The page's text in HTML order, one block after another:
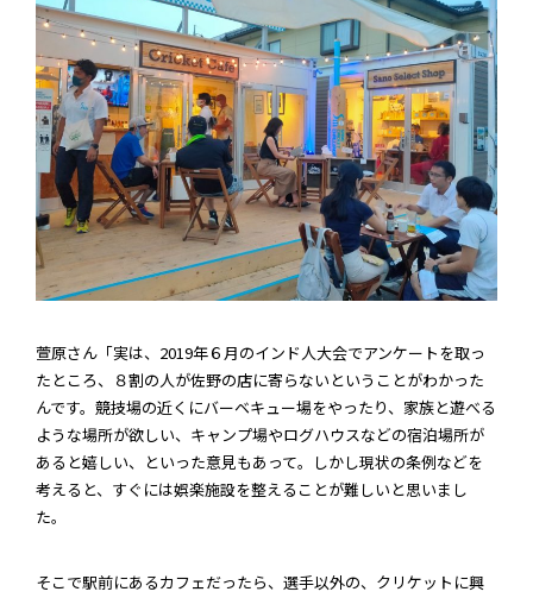
萱原さん「実は、2019年６月のインド人大会でアンケートを取っ
たところ、８割の人が佐野の店に寄らないということがわかった
んです。競技場の近くにバーベキュー場をやったり、家族と遊べる
ような場所が欲しい、キャンプ場やログハウスなどの宿泊場所が
あると嬉しい、といった意見もあって。しかし現状の条例などを
考えると、すぐには娯楽施設を整えることが難しいと思いまし
た。
そこで駅前にあるカフェだったら、選手以外の、クリケットに興